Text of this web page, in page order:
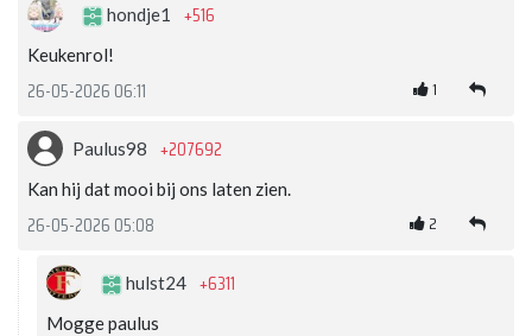
hondje1 +516
Keukenrol!
26-05-2026 06:11 1
Paulus98 +207692
Kan hij dat mooi bij ons laten zien.
26-05-2026 05:08 2
hulst24 +6311
Mogge paulus